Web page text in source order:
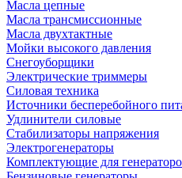
Масла цепные
Масла трансмиссионные
Масла двухтактные
Мойки высокого давления
Снегоуборщики
Электрические триммеры
Силовая техника
Источники бесперебойного
Удлинители силовые
Стабилизаторы напряжения
Электрогенераторы
Комплектующие для